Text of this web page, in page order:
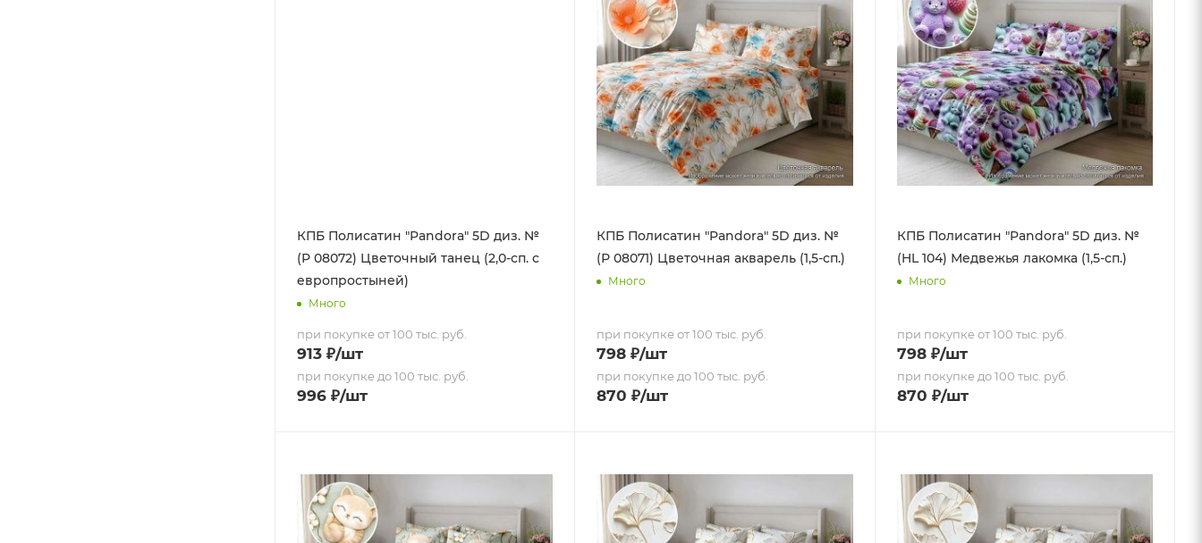
КПБ Полисатин "Pandora" 5D диз. №
(Р 08072) Цветочный танец (2,0-сп. с
европростыней)
Много
при покупке от 100 тыс. руб.
913 ₽/шт
при покупке до 100 тыс. руб.
996 ₽/шт
КПБ Полисатин "Pandora" 5D диз. №
(Р 08071) Цветочная акварель (1,5-сп.)
Много
при покупке от 100 тыс. руб.
798 ₽/шт
при покупке до 100 тыс. руб.
870 ₽/шт
КПБ Полисатин "Pandora" 5D диз. №
(HL 104) Медвежья лакомка (1,5-сп.)
Много
при покупке от 100 тыс. руб.
798₽/шт
при покупке до 100 тыс. руб.
870 ₽/шт